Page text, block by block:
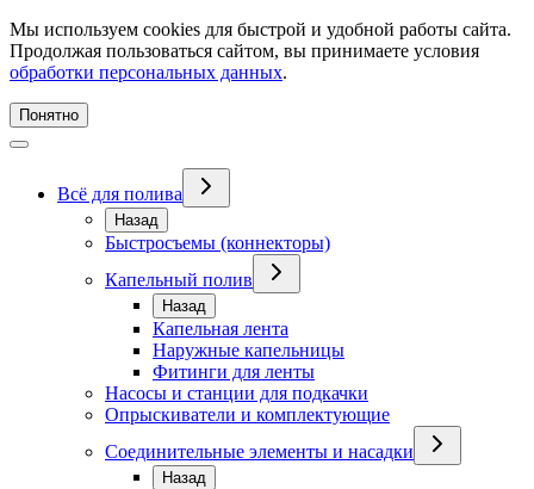
Мы используем cookies для быстрой и удобной работы сайта.
Продолжая пользоваться сайтом, вы принимаете условия
обработки персональных данных.
Понятно
Всё для полива
Назад
Быстросъемы (коннекторы)
Капельный полив
Назад
Капельная лента
Наружные капельницы
Фитинги для ленты
Насосы и станции для подкачки
Опрыскиватели и комплектующие
Соединительные элементы и насадки
Назад